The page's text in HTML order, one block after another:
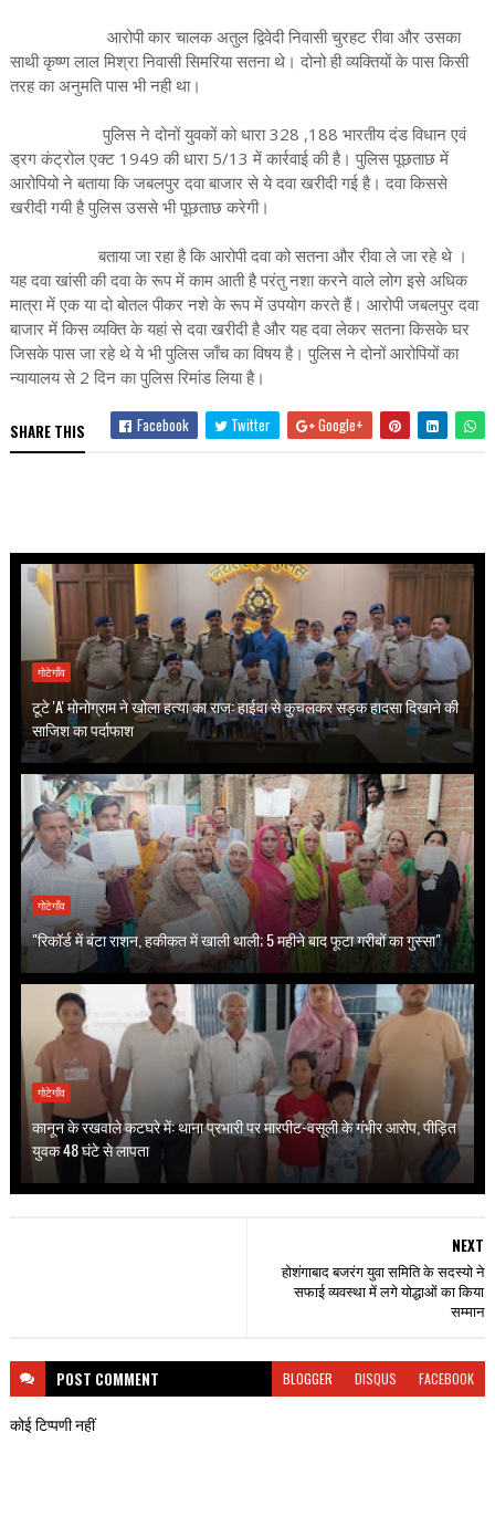
आरोपी कार चालक अतुल द्विवेदी निवासी चुरहट रीवा और उसका
साथी कृष्ण लाल मिश्रा निवासी सिमरिया सतना थे। दोनो ही व्यक्तियों के पास किसी
तरह का अनुमति पास भी नही था।
पुलिस ने दोनों युवकों को धारा 328 ,188 भारतीय दंड विधान एवं
ड्रग कंट्रोल एक्ट 1949 की धारा 5/13 में कार्रवाई की है। पुलिस पूछताछ में
आरोपियो ने बताया कि जबलपुर दवा बाजार से ये दवा खरीदी गई है। दवा किससे
खरीदी गयी है पुलिस उससे भी पूछताछ करेगी।
बताया जा रहा है कि आरोपी दवा को सतना और रीवा ले जा रहे थे ।
यह दवा खांसी की दवा के रूप में काम आती है परंतु नशा करने वाले लोग इसे अधिक
मात्रा में एक या दो बोतल पीकर नशे के रूप में उपयोग करते हैं। आरोपी जबलपुर दवा
बाजार में किस व्यक्ति के यहां से दवा खरीदी है और यह दवा लेकर सतना किसके घर
जिसके पास जा रहे थे ये भी पुलिस जाँच का विषय है। पुलिस ने दोनों आरोपियों का
न्यायालय से 2 दिन का पुलिस रिमांड लिया है।
SHARE THIS Facebook Twitter Google+
गोटेगाँव
टूटे 'A' मोनोग्राम ने खोला हत्या का राज: हाईवा से कुचलकर सड़क हादसा दिखाने की
साजिश का पर्दाफाश
गोटेगाँव
"रिकॉर्ड में बंटा राशन, हकीकत में खाली थाली; 5 महीने बाद फूटा गरीबों का गुस्सा"
गोटेगाँव
कानून के रखवाले कटघरे में: थाना प्रभारी पर मारपीट-वसूली के गंभीर आरोप, पीड़ित
युवक 48 घंटे से लापता
NEXT
होशंगाबाद बजरंग युवा समिति के सदस्यो ने
सफाई व्यवस्था में लगे योद्धाओं का किया
सम्मान
POST COMMENT BLOGGER DISQUS FACEBOOK
कोई टिप्पणी नहीं